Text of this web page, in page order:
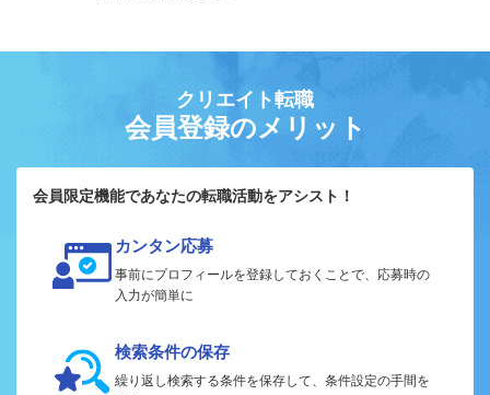
クリエイト転職
会員登録のメリット
会員限定機能であなたの転職活動をアシスト！
カンタン応募
事前にプロフィールを登録しておくことで、応募時の
入力が簡単に
検索条件の保存
繰り返し検索する条件を保存して、条件設定の手間を